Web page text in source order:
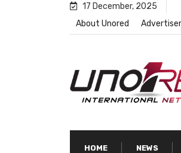
17 December, 2025
About Unored
HOME NEWS